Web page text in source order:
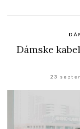
Dámske
23